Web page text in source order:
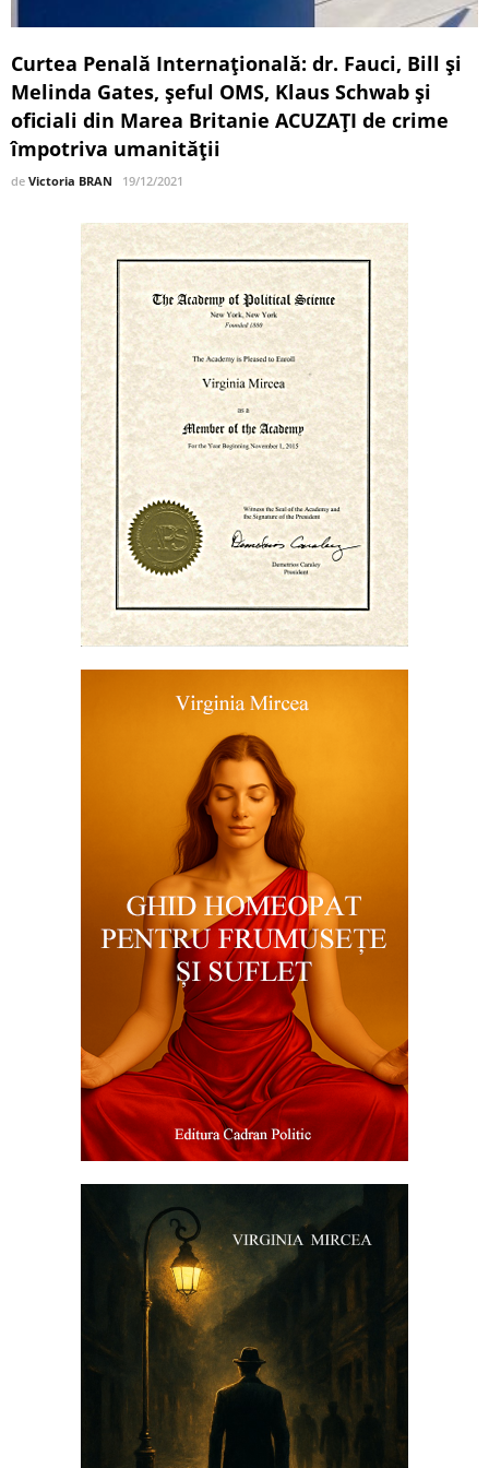
Curtea Penală Internațională: dr. Fauci, Bill și
Melinda Gates, șeful OMS, Klaus Schwab și
oficiali din Marea Britanie ACUZAȚI de crime
împotriva umanității
de Victoria BRAN 19/12/2021